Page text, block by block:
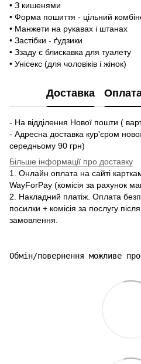
• З кишенями
• Форма пошиття - цільний
• Манжети на рукавах і штанах
• Застібки - ґудзики
• Ззаду є блискавка для туалету
• Унісекс (для чоловіків і жінок)
Доставка
- На відділення Нової пошти (
- Адресна доставка кур'єром
середньому 90 грн)
Більше інформації про доставку
1. Онлайн оплата на сайті
WayForPay (комісія за рахунок
2. Накладний платіж. Оплата
посилки + комісія за послугу
замовлення.
Обмін/повернення можливе